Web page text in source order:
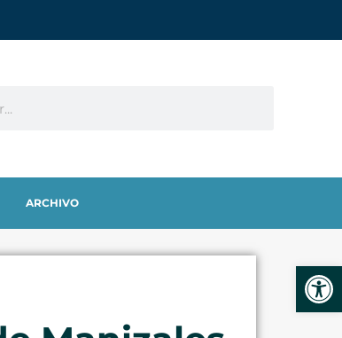
ARCHIVO